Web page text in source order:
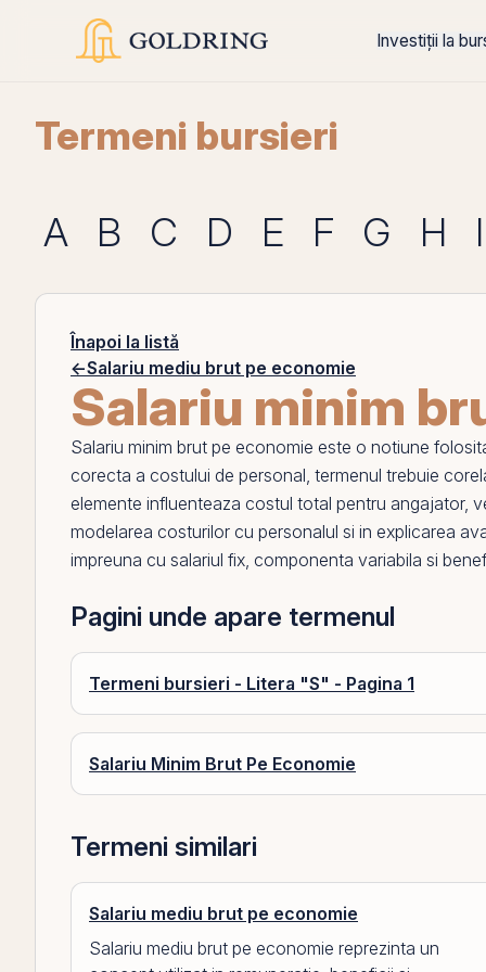
Investiții la
Termeni bursieri
A B C D E F G H I
Înapoi la listă
←Salariu mediu brut pe economie
Salariu minim
Salariu minim brut pe economie este o notiune
corecta a costului de personal, termenul trebuie
elemente influenteaza costul total pentru angajator,
modelarea costurilor cu personalul si in explicarea
impreuna cu salariul fix, componenta variabila si
Pagini unde apare termenul
Termeni bursieri - Litera "S" - Pagina 1
Salariu Minim Brut Pe Economie
Termeni similari
Salariu mediu brut pe economie
Salariu mediu brut pe economie reprezinta un